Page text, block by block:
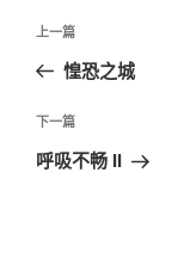
文
导
航
上
一
文
章
上一篇
惶恐之城
下
一
下一篇
呼吸不畅 II